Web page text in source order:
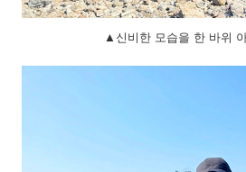
▲신비한 모습을 한 바위